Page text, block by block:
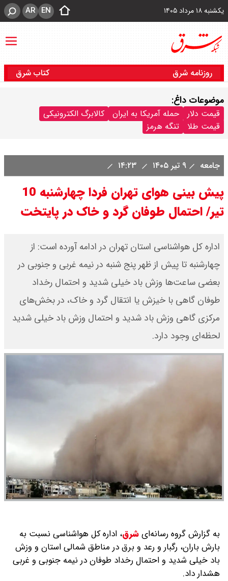
یکشنبه ۱۸ مرداد ۱۴۰۵ EN
AR
روزنامه شرق کتاب شرق
موضوعات داغ:
قیمت دلار حمله آمریکا به ایران
کالابرگ الکترونیکی
قیمت طلا
تنگه هرمز
جامعه ۹ تیر ۱۴۰۵
پیش بینی هوای تهران فردا چهارشنبه 10
تیر/ احتمال طوفان گرد و خاک در پایتخت
اداره کل هواشناسی استان تهران در ادامه آورده است: از
چهارشنبه تا پیش از ظهر پنج شنبه در نیمه غربی و جنوبی در
بعضی ساعت‌ها وزش باد خیلی شدید و احتمال رخداد
طوفان گاهی با خیزش یا انتقال گرد و خاک، در بخش‌های
مرکزی گاهی وزش باد شدید و احتمال وزش باد خیلی شدید
لحظه‌ای وجود دارد.
به گزارش گروه رسانه‌ایشرق، اداره کل هواشناسی نسبت به
بارش باران، رگبار و رعد و برق در مناطق شمالی استان و وزش
باد خیلی شدید و احتمال رخداد طوفان در نیمه جنوبی و غربی
هشدار داد.